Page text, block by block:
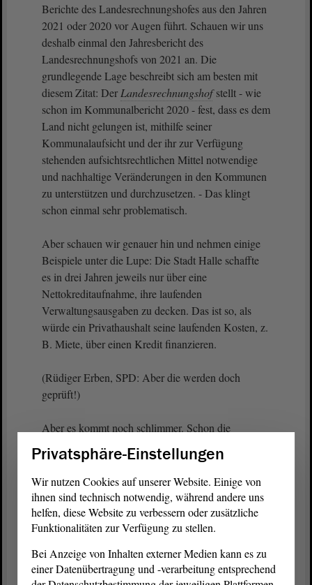
Berichte des Landesrechnungshofes aus den Jahren
2021 oder 2020 vor Augen führt. Schauen wir uns
deshalb einmal den Jahresbericht des
Landesrechnungshofs von 2021 an. Die
grundlegende Lage beschreibt sich am besten mit
diesem Zitat: Der Landesrechnungshofstellt - wie
schon im Kommunalbericht 2020 - fest, dass es dem
Land nicht gelungen ist, mithilfe seiner
Kommunalaufsicht und der ihr zur Verfügung
stehenden aufsichtsrechtlichen Mittel notwendige
und nachhaltige Veränderungen in den Kommunen
zu unterstützen und durchzusetzen. - Das klingt
schon einmal sehr problematisch.
Aber schauen wir genauer hin und nehmen einige
Beispiele unter die Lupe: Die Stadt Halle schaffte
es in drei Jahren jeweils nur über eine
Nettokreditaufnahme, ihre laufenden
Verwaltungsausgaben zu decken. Das ist so, als
würde ein Privathaushalt seine laufenden Kosten, z.
B. Miete, über einen Kredit finanzieren.
(Rüdiger Erben, SPD: Aber die werden doch
geprüft!)
Aber es kommt noch schlimmer. Schon die
(Rüdiger Erben, SPD: Keine Ahnung!)
- Ganz ruhig bleiben. Sie können gern etwas dazu
sagen.
(Rüdiger Erben, SPD: Nein, ganz sicher nicht! -
Zurufe von der SPD)
Privatsphäre-Einstellungen
Wir nutzen Cookies auf unserer Website. Einige von
ihnen sind technisch notwendig, während andere uns
helfen, diese Website zu verbessern oder zusätzliche
Funktionalitäten zur Verfügung zu stellen.
Bei Anzeige von Inhalten externer Medien kann es zu
einer Datenübertragung und -verarbeitung entsprechend